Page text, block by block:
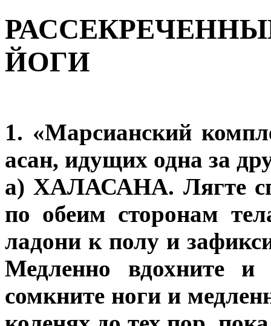
ЙОГИ
1. «Марсианский
асан, идущих одна за
а) ХАЛАСАНА. Лягте
по обеим сторонам
ладони к полу и
Медленно вдохните и
сомкните ноги и